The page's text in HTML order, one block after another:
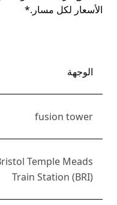
الأسعار لكل مسار.*
الوجهة
fusion tower
Temple Meads
Train Station (BRI)